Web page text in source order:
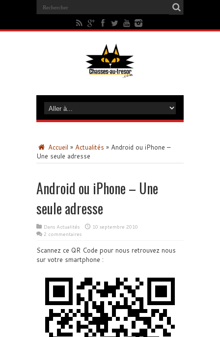
Accueil » Actualités » Android ou iPhone –
Une seule adresse
Android ou iPhone – Une
seule adresse
Dans Actualités
10 septembre 2010
2 commentaires
Scannez ce QR Code pour nous retrouvez nous
sur votre smartphone :